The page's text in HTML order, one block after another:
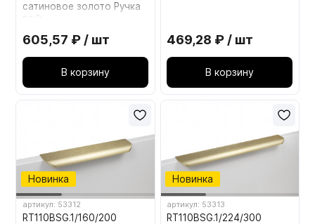
сатиновое золото Ручка
605,57 ₽ / шт
В корзину
469,28 ₽ / шт
В корзину
Новинка
артикул: 53312
RT110BSG.1/160/200
Новинка
артикул: 53313
RT110BSG.1/224/300